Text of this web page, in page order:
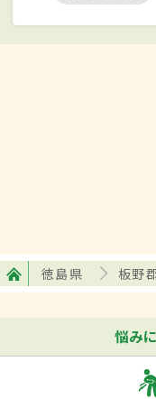
徳島県 板野
悩み